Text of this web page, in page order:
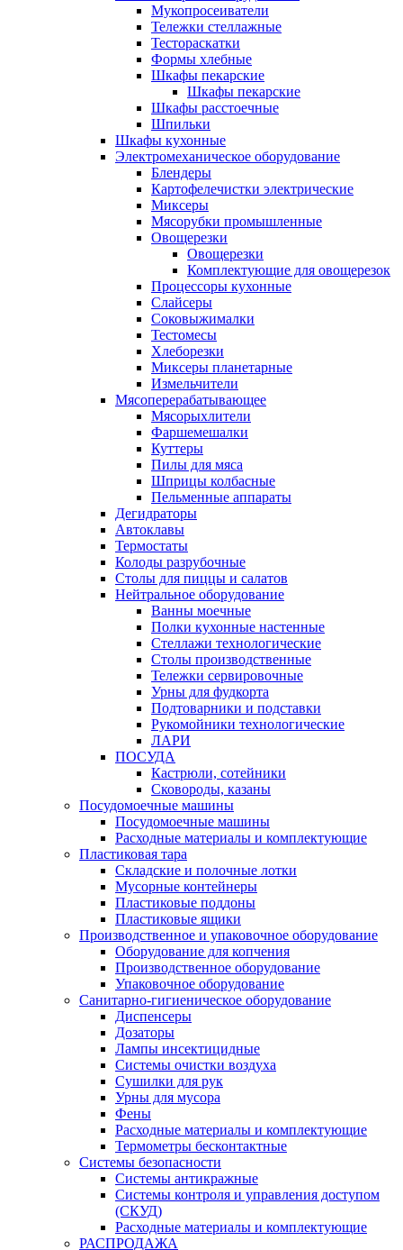
Мукопросеиватели
Тележки стеллажные
Тестораскатки
Формы хлебные
Шкафы пекарские
Шкафы пекарские
Шкафы расстоечные
Шпильки
Шкафы кухонные
Электромеханическое оборудование
Блендеры
Картофелечистки электрические
Миксеры
Мясорубки промышленные
Овощерезки
Овощерезки
Комплектующие для овощерезок
Процессоры кухонные
Слайсеры
Соковыжималки
Тестомесы
Хлеборезки
Миксеры планетарные
Измельчители
Мясоперерабатывающее
Мясорыхлители
Фаршемешалки
Куттеры
Пилы для мяса
Шприцы колбасные
Пельменные аппараты
Дегидраторы
Автоклавы
Термостаты
Колоды разрубочные
Столы для пиццы и салатов
Нейтральное оборудование
Ванны моечные
Полки кухонные настенные
Стеллажи технологические
Столы производственные
Тележки сервировочные
Урны для фудкорта
Подтоварники и подставки
Рукомойники технологические
ЛАРИ
ПОСУДА
Кастрюли, сотейники
Сковороды, казаны
Посудомоечные машины
Посудомоечные машины
Расходные материалы и комплектующие
Пластиковая тара
Складские и полочные лотки
Мусорные контейнеры
Пластиковые поддоны
Пластиковые ящики
Производственное и упаковочное оборудование
Оборудование для копчения
Производственное оборудование
Упаковочное оборудование
Санитарно-гигиеническое оборудование
Диспенсеры
Дозаторы
Лампы инсектицидные
Системы очистки воздуха
Сушилки для рук
Урны для мусора
Фены
Расходные материалы и комплектующие
Термометры бесконтактные
Системы безопасности
Системы антикражные
Системы контроля и управления доступом
(СКУД)
Расходные материалы и комплектующие
РАСПРОДАЖА